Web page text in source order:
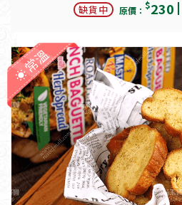
缺貨中 原價： $230
常溫